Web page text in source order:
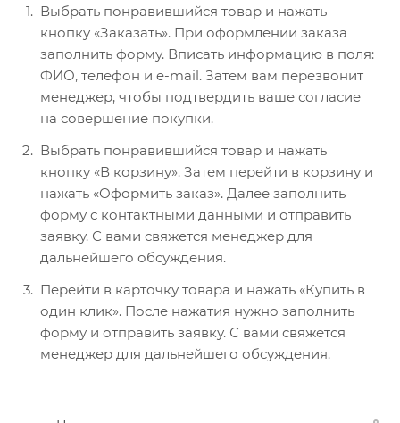
Выбрать понравившийся товар и нажать
кнопку «Заказать». При оформлении заказа
заполнить форму. Вписать информацию в поля:
ФИО, телефон и e-mail. Затем вам перезвонит
менеджер, чтобы подтвердить ваше согласие
на совершение покупки.
Выбрать понравившийся товар и нажать
кнопку «В корзину». Затем перейти в корзину и
нажать «Оформить заказ». Далее заполнить
форму с контактными данными и отправить
заявку. С вами свяжется менеджер для
дальнейшего обсуждения.
Перейти в карточку товара и нажать «Купить в
один клик». После нажатия нужно заполнить
форму и отправить заявку. С вами свяжется
менеджер для дальнейшего обсуждения.